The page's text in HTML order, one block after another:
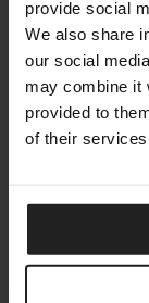
provide social
We also share
our social
may combine it
provided to
of their services.
ALLURE